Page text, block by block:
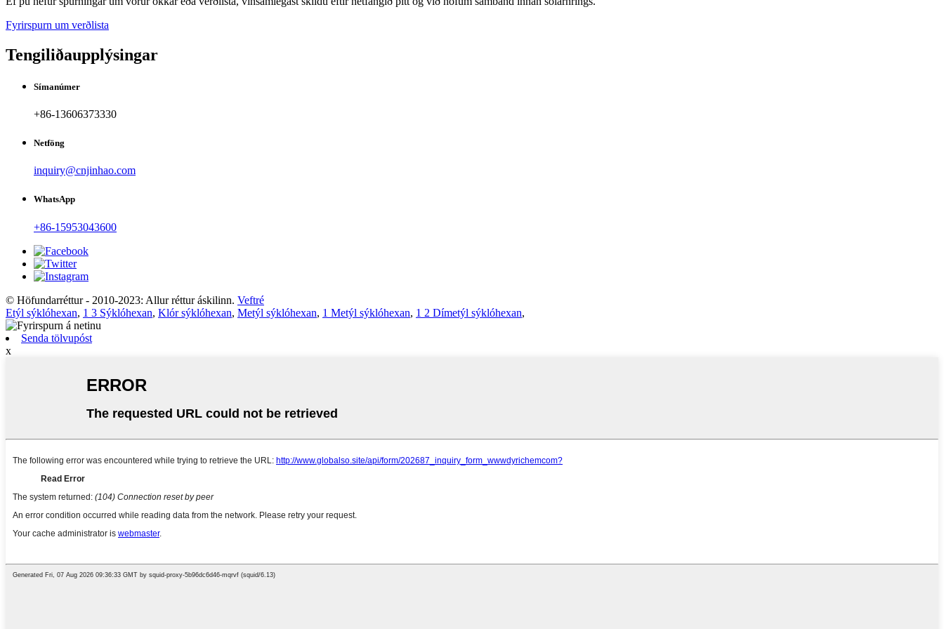
Fyrirspurn um verðlista
Tengiliðaupplýsingar
Símanúmer
+86-13606373330
Netföng
inquiry@cnjinhao.com
WhatsApp
+86-15953043600
© Höfundarréttur - 2010-2023: Allur réttur áskilinn. Veftré
Etýl sýklóhexan, 1 3 Sýklóhexan, Klór sýklóhexan, Metýl sýklóhexan, 1 Metýl sýklóhexan, 1 2 Dímetýl sýklóhexan,
Senda tölvupóst
x